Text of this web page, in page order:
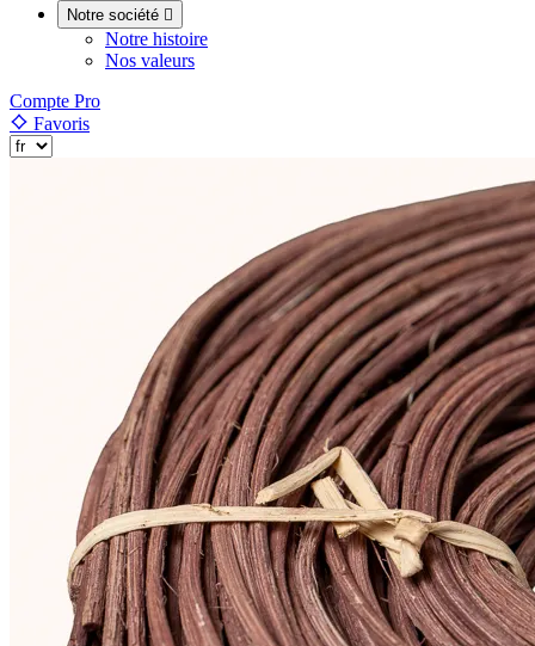
Notre société 
Notre histoire
Nos valeurs
Compte Pro
Favoris